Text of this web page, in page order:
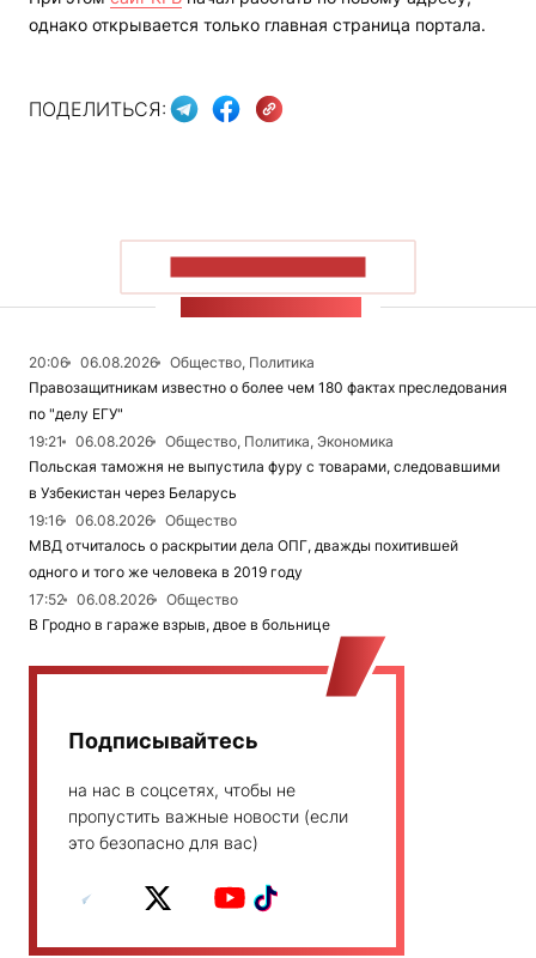
однако открывается только главная страница портала.
ПОДЕЛИТЬСЯ:
20:06 06.08.2026
Общество, Политика
Правозащитникам известно о более чем 180 фактах преследования
по "делу ЕГУ"
19:21
06.08.2026
Общество, Политика, Экономика
Польская таможня не выпустила фуру с товарами, следовавшими
в Узбекистан через Беларусь
19:16
06.08.2026
Общество
МВД отчиталось о раскрытии дела ОПГ, дважды похитившей
одного и того же человека в 2019 году
17:52
06.08.2026
Общество
В Гродно в гараже взрыв, двое в больнице
Подписывайтесь
на нас в соцсетях, чтобы не
пропустить важные новости (если
это безопасно для вас)